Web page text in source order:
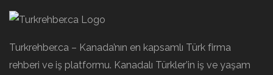
Turkrehber.ca – Kanada’nın en kapsamlı Türk firma
rehberi ve iş platformu. Kanadalı Türkler’in iş ve yaşam